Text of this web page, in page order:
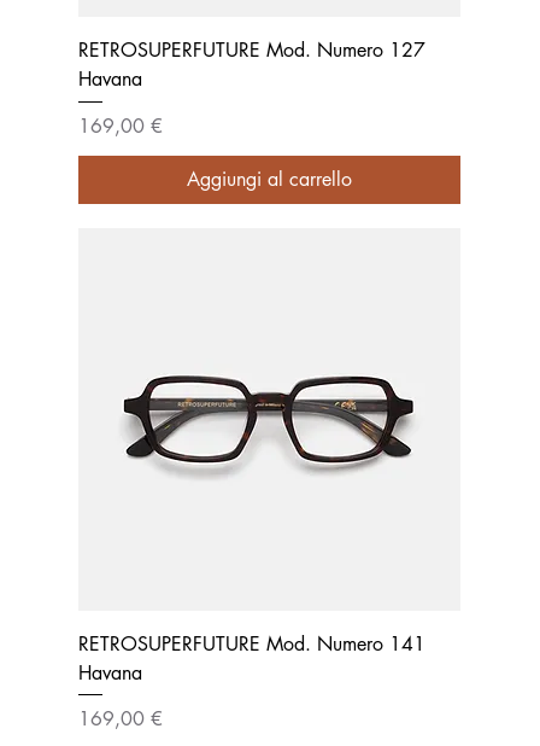
RETROSUPERFUTURE Mod. Numero 127
Havana
Prezzo
169,00 €
Aggiungi al carrello
RETROSUPERFUTURE Mod. Numero 141
Havana
Prezzo
169,00 €